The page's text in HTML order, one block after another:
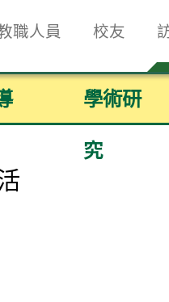
職人員 校友
學術研
究